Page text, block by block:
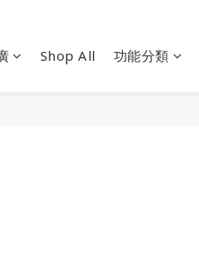
Shop All 功能分類